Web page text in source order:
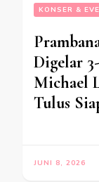
KONSER &
Digelar
Michael
Tulus
JUNI 8, 2026